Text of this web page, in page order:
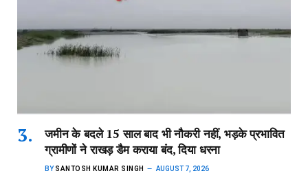
जमीन के बदले 15 साल बाद भी नौकरी नहीं, भड़के प्रभावित
ग्रामीणों ने राखड़ डैम कराया बंद, दिया धरना
BY SANTOSH KUMAR SINGH AUGUST 7, 2026